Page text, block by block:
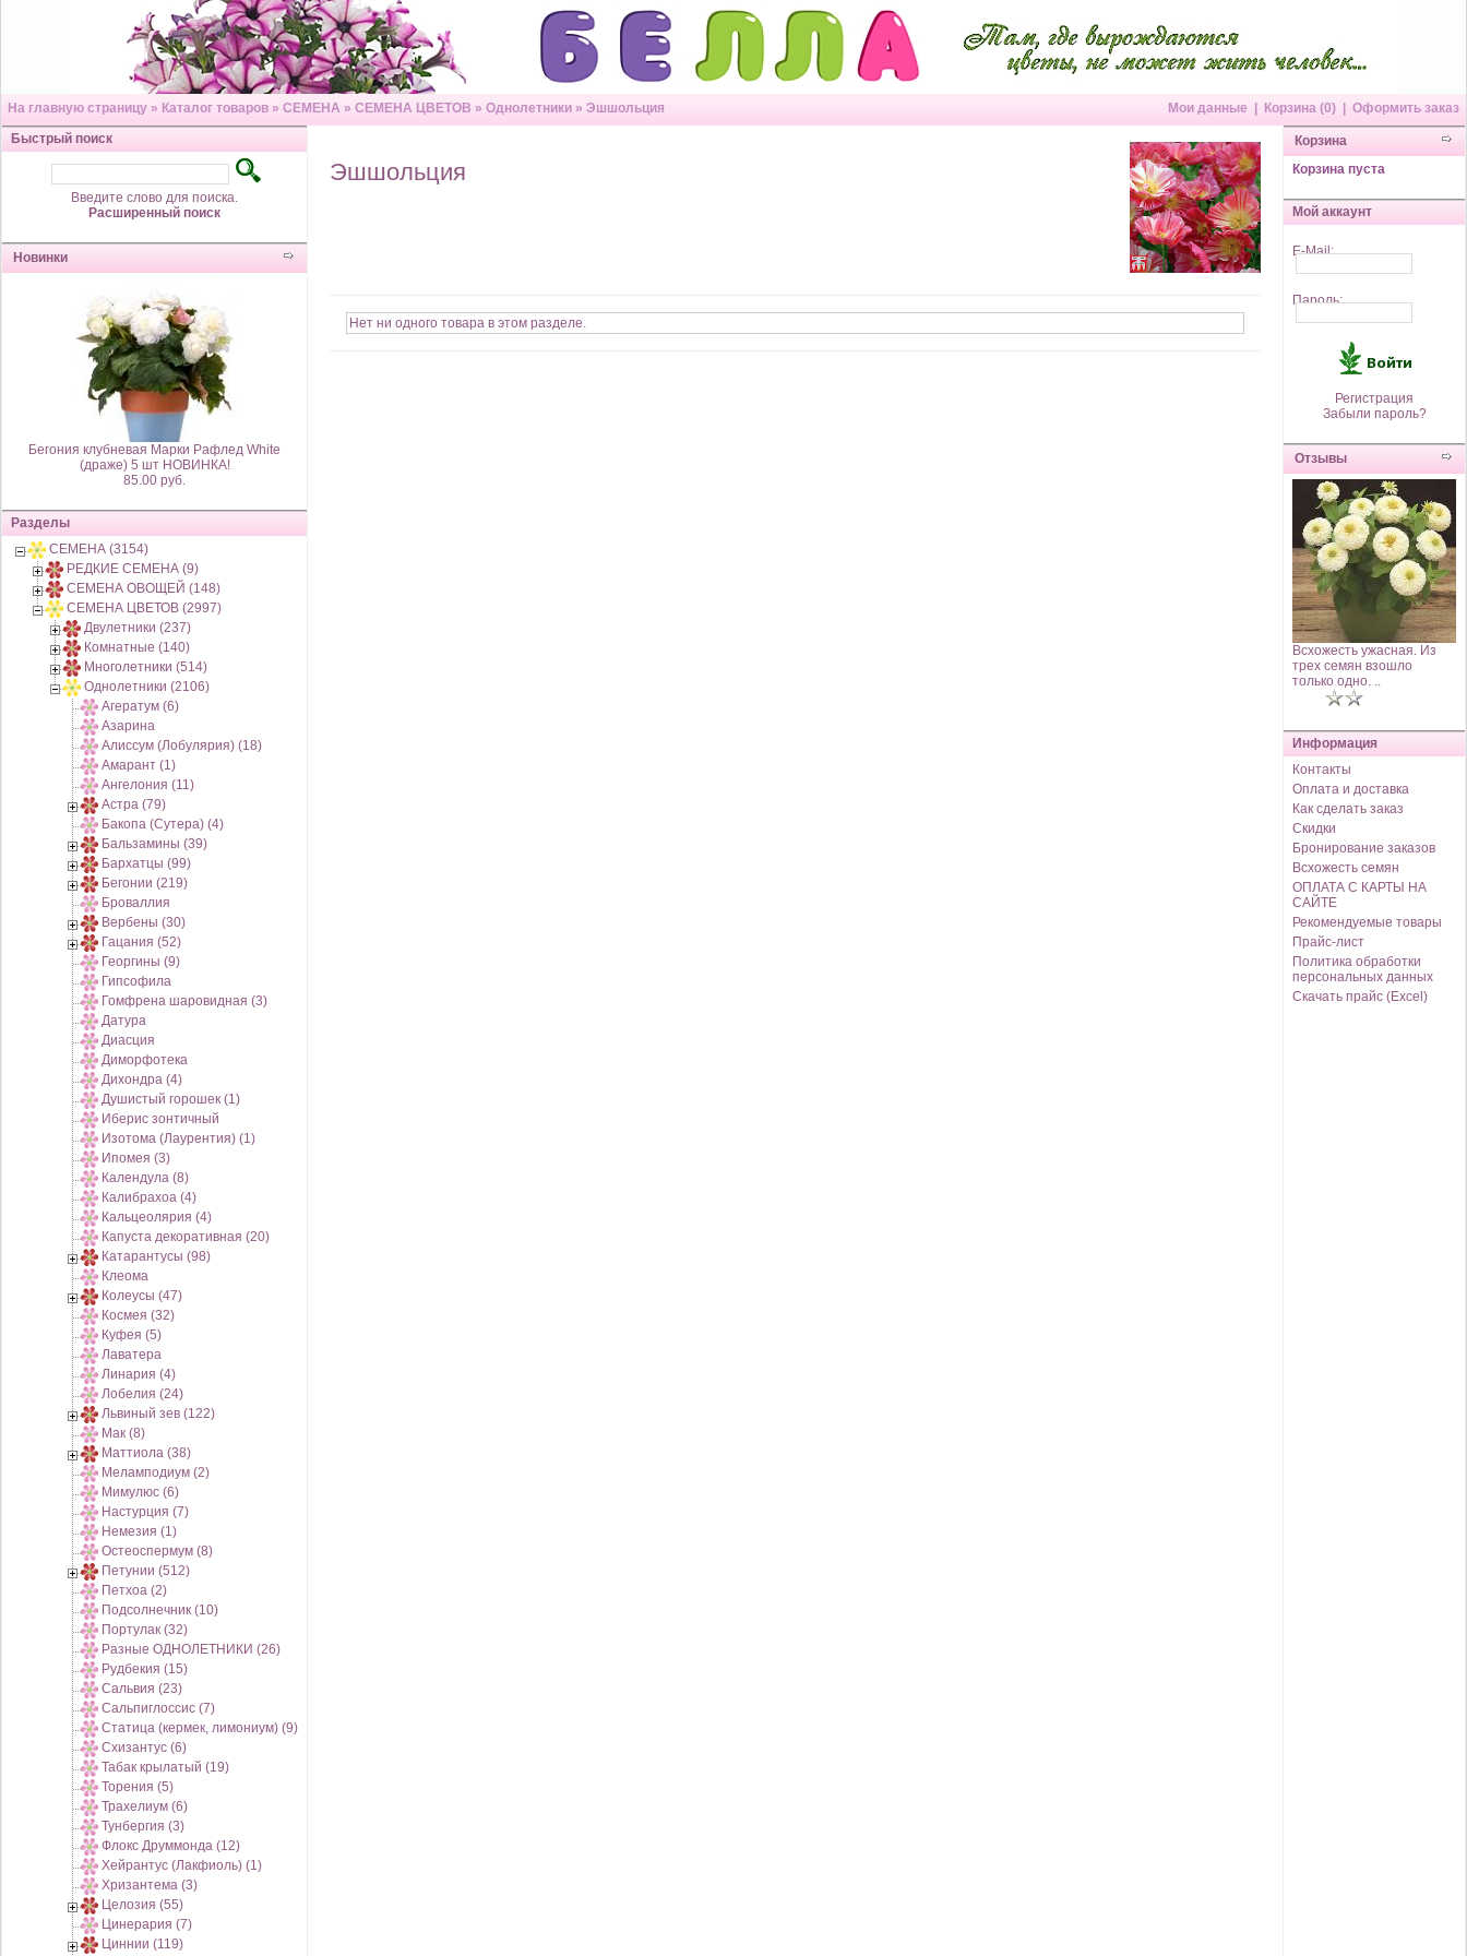
На главную страницу » Каталог товаров » СЕМЕНА » СЕМЕНА ЦВЕТОВ » Однолетники » Эшшольция Мои данные Корзина (0)
Оформить заказ
Быстрый поиск
Введите слово для поиска.
Расширенный поиск
Новинки
Бегония клубневая Марки Рафлед White
(драже) 5 шт НОВИНКА!
85.00 руб.
Разделы
СЕМЕНА (3154)
РЕДКИЕ СЕМЕНА (9)
СЕМЕНА ОВОЩЕЙ (148)
СЕМЕНА ЦВЕТОВ (2997)
Двулетники (237)
Комнатные (140)
Многолетники (514)
Однолетники (2106)
Агератум (6)
Азарина
Алиссум (Лобулярия) (18)
Амарант (1)
Ангелония (11)
Астра (79)
Бакопа (Сутера) (4)
Бальзамины (39)
Бархатцы (99)
Бегонии (219)
Броваллия
Вербены (30)
Гацания (52)
Георгины (9)
Гипсофила
Гомфрена шаровидная (3)
Датура
Диасция
Диморфотека
Дихондра (4)
Душистый горошек (1)
Иберис зонтичный
Изотома (Лаурентия) (1)
Ипомея (3)
Календула (8)
Калибрахоа (4)
Кальцеолярия (4)
Капуста декоративная (20)
Катарантусы (98)
Клеома
Колеусы (47)
Космея (32)
Куфея (5)
Лаватера
Линария (4)
Лобелия (24)
Львиный зев (122)
Мак (8)
Маттиола (38)
Меламподиум (2)
Мимулюс (6)
Настурция (7)
Немезия (1)
Остеоспермум (8)
Петунии (512)
Петхоа (2)
Подсолнечник (10)
Портулак (32)
Разные ОДНОЛЕТНИКИ (26)
Рудбекия (15)
Сальвия (23)
Сальпиглоссис (7)
Статица (кермек, лимониум) (9)
Схизантус (6)
Табак крылатый (19)
Торения (5)
Трахелиум (6)
Тунбергия (3)
Флокс Друммонда (12)
Хейрантус (Лакфиоль) (1)
Хризантема (3)
Целозия (55)
Цинерария (7)
Циннии (119)
Эшшольция
Нет ни одного товара в этом разделе.
Корзина
Корзина пуста
Мой аккаунт
E-Mail:
Пароль:
Регистрация
Забыли пароль?
Отзывы
Всхожесть ужасная. Из
трех семян взошло
только одно. ..
Информация
Контакты
Оплата и доставка
Как сделать заказ
Скидки
Бронирование заказов
Всхожесть семян
ОПЛАТА С КАРТЫ НА
САЙТЕ
Рекомендуемые товары
Прайс-лист
Политика обработки
персональных данных
Скачать прайс (Excel)